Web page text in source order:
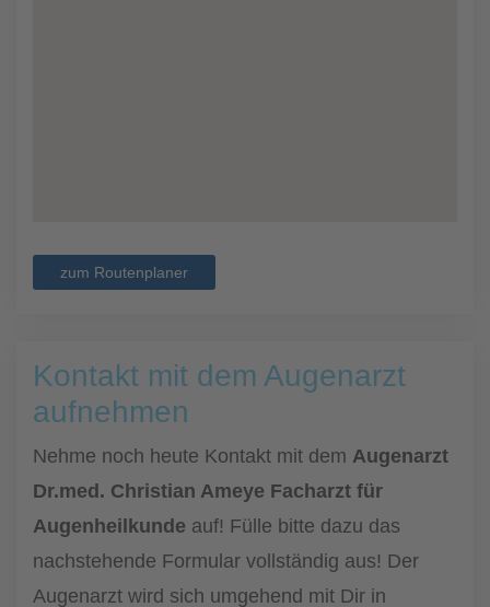
zum Routenplaner
Kontakt mit dem Augenarzt
aufnehmen
Nehme noch heute Kontakt mit dem Augenarzt
Dr.med. Christian Ameye Facharzt für
Augenheilkunde auf! Fülle bitte dazu das
nachstehende Formular vollständig aus! Der
Augenarzt wird sich umgehend mit Dir in